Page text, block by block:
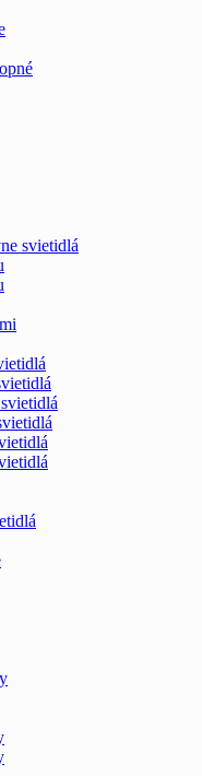
svietidlá